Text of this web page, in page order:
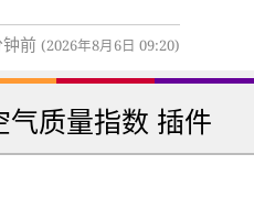
前 (2026年8月6日 09:20)
质量指数 插件